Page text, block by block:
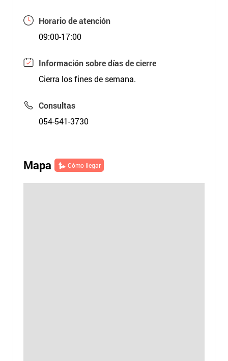
Horario de atención
09:00-17:00
Información sobre días de cierre
Cierra los fines de semana.
Consultas
054-541-3730
Mapa Cómo llegar